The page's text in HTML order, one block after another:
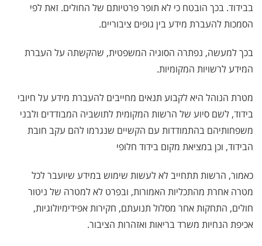
בבידוד. בכך הובטח כי לא תופר פרטיותם של החולים. זאת לפי
הסמכות להעברת מידע בין גופים ציבוריים.
בכך למעשה, נפתרה הסוגיה המשפטית, שהקשתה על העברת
המידע לרשויות המקומיות.
מטרת הנוהל היא לקבוע תנאים מחייבים להעברת מידע על חיובי
בידוד, לשם סיוע של הרשות המקומית לתושביה המבודדים ולבני
משפחותיהם בהתמודדות עם הקשיים שנגרמו להם עקב חובת
הבידוד, וכן במציאת מקום בידוד חלופי
כאמור, הרשות תתחייב לא לעשות שימוש במידע שיועבר לכל
מטרה אחרת מהתכליות האמורות, ובפרט לא למטרה של ניטור
חולים, התחקות אחר מסלול תנועתם, חקירות אפידימיולוגיות,
אכיפת הנחיות משרד בריאות ואזהרות הציבור.